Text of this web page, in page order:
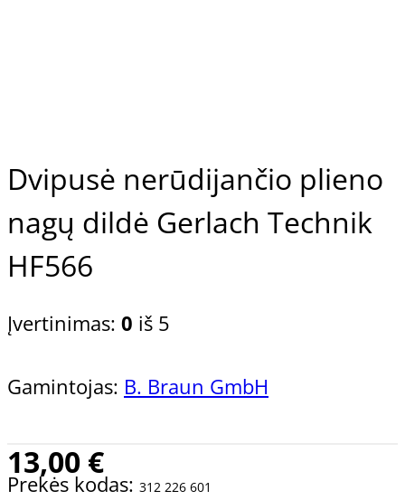
Dvipusė nerūdijančio plieno
nagų dildė Gerlach Technik
HF566
Įvertinimas: 0 iš 5
Gamintojas: B. Braun GmbH
13,00 €
Prekės kodas: 312 226 601